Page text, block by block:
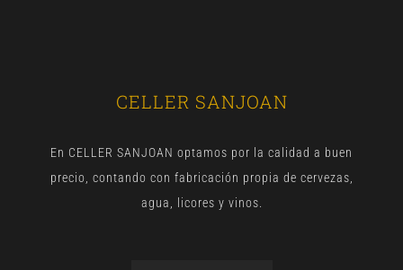
CELLER SANJOAN
En CELLER SANJOAN optamos por la calidad a buen
precio, contando con fabricación propia de cervezas,
agua, licores y vinos.